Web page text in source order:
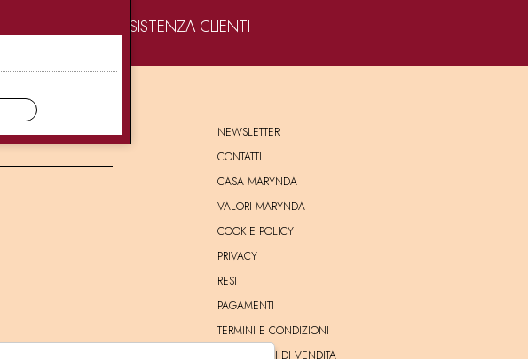
ASSISTENZA CLIENTI
NEWSLETTER
CONTATTI
CASA MARYNDA
VALORI MARYNDA
COOKIE POLICY
PRIVACY
RESI
PAGAMENTI
TERMINI E CONDIZIONI
CONDIZIONI DI VENDITA